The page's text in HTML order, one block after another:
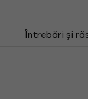
Întrebări și